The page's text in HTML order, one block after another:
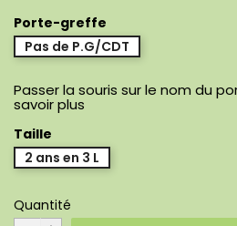
Porte-greffe
Pas de P.G/CDT
Passer la souris sur le nom du
savoir plus
Taille
2 ans en 3 L
Quantité